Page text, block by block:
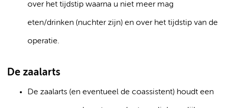
over het tijdstip waarna u niet meer mag
eten/drinken (nuchter zijn) en over het tijdstip van de
operatie.
De zaalarts
De zaalarts (en eventueel de coassistent) houdt een